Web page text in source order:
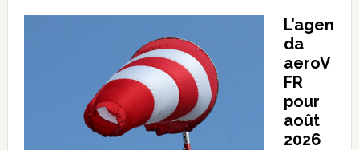
L’agen
da
aeroV
FR
pour
août
2026